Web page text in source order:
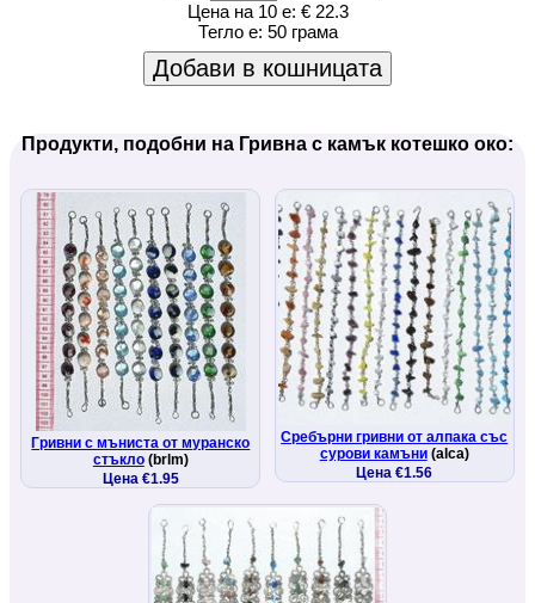
Цена на 10 е: € 22.3
Тегло е: 50 грама
Добави в кошницата
Продукти, подобни на Гривна с камък котешко око:
Гривни с мъниста от муранско
стъкло(brlm)
Цена €1.95
Сребърни гривни от алпака със
сурови камъни(alca)
Цена €1.56